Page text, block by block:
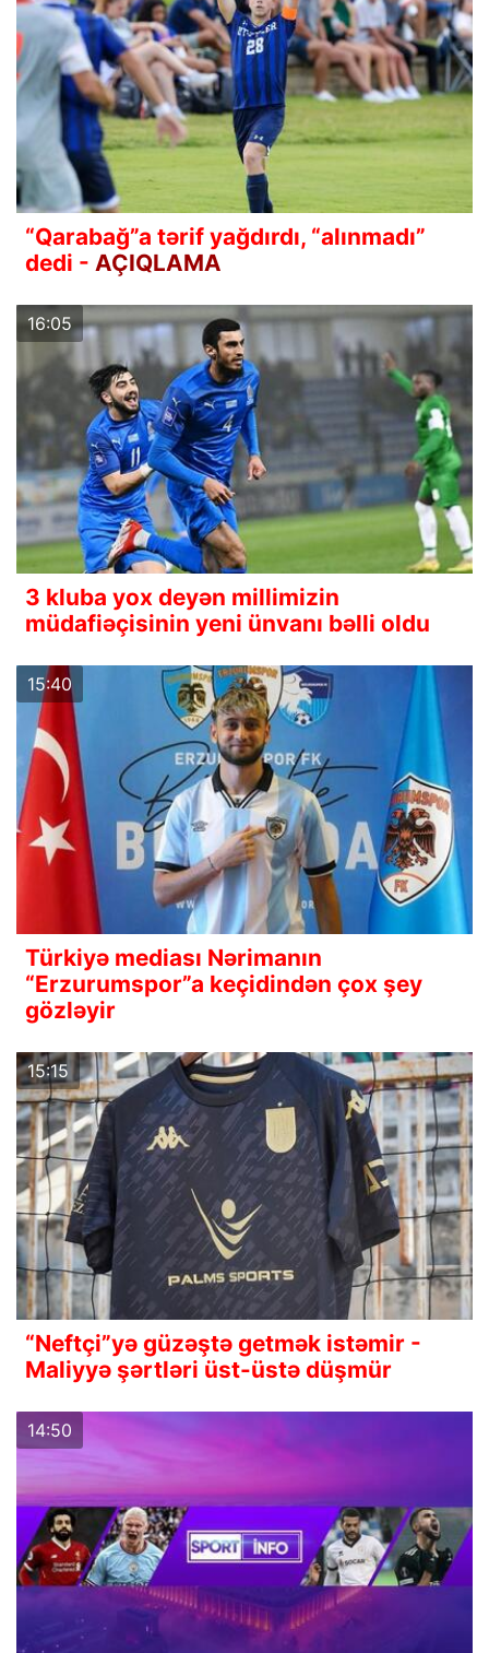
“Qarabağ”a tərif yağdırdı, “alınmadı”
dedi - AÇIQLAMA
16:05
3 kluba yox deyən millimizin
müdafiəçisinin yeni ünvanı bəlli oldu
15:40
Türkiyə mediası Nərimanın
“Erzurumspor”a keçidindən çox şey
gözləyir
15:15
“Neftçi”yə güzəştə getmək istəmir -
Maliyyə şərtləri üst-üstə düşmür
14:50